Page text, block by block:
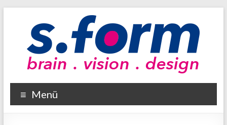
wechseln
sform
brain
Menü